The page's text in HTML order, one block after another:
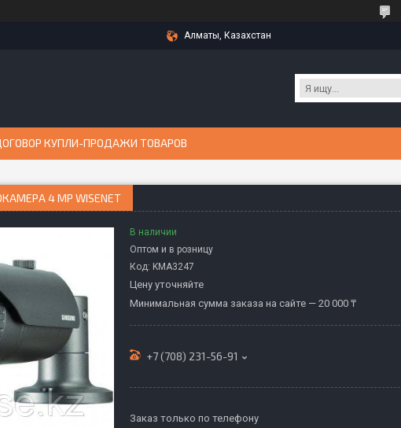
Алматы, Казахстан
КУПЛИ-ПРОДАЖИ ТОВАРОВ
4 MP WISENET
В наличии
Оптом и в розницу
Код: KMА3247
Цену уточняйте
Минимальная сумма заказа на сайте — 20 000 ₸
+7 (708) 231-56-91
Заказ только по телефону